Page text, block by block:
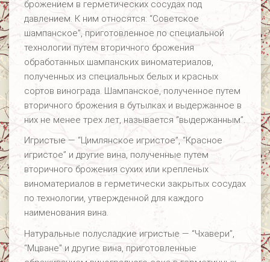
брожением в герметических сосудах под
давлением. К ним относятся: “Советское
шампанское”, приготовленное по специальной
технологии путем вторичного брожения
обработанных шампанских виноматериалов,
полученных из специальных белых и красных
сортов винограда. Шампанское, полученное путем
вторичного брожения в бутылках и выдержанное в
них не менее трех лет, называется “выдержанным”.
Игристые — “Цимлянское игристое”, “Красное
игристое” и другие вина, полученные путем
вторичного брожения сухих или крепленых
виноматериалов в герметически закрытых сосудах
по технологии, утвержденной для каждого
наименования вина.
Натуральные полусладкие игристые — “Чхавери”,
“Мцване” и другие вина, приготовленные